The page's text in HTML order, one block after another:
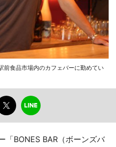
前食品市場内のカフェバーに勤めてい
BONES BAR（ボーンズバ